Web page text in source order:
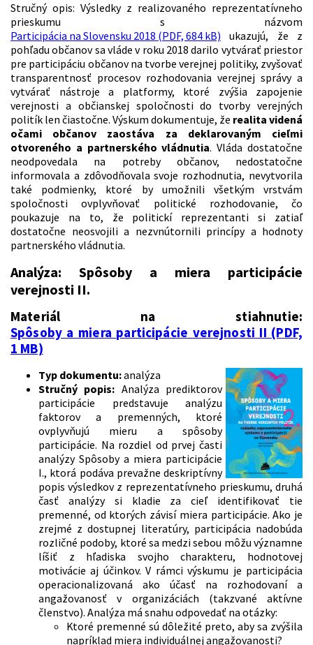
Stručný opis: Výsledky z realizovaného reprezentatívneho
prieskumu s názvom
Participácia na Slovensku 2018 (PDF, 684 kB) ukazujú, že z
pohľadu občanov sa vláde v roku 2018 darilo vytvárať priestor
pre participáciu občanov na tvorbe verejnej politiky, zvyšovať
transparentnosť procesov rozhodovania verejnej správy a
vytvárať nástroje a platformy, ktoré zvýšia zapojenie
verejnosti a občianskej spoločnosti do tvorby verejných
politík len čiastočne. Výskum dokumentuje, že realita videná
očami občanov zaostáva za deklarovaným cieľmi
otvoreného a partnerského vládnutia. Vláda dostatočne
neodpovedala na potreby občanov, nedostatočne
informovala a zdôvodňovala svoje rozhodnutia, nevytvorila
také podmienky, ktoré by umožnili všetkým vrstvám
spoločnosti ovplyvňovať politické rozhodovanie, čo
poukazuje na to, že politickí reprezentanti si zatiaľ
dostatočne neosvojili a nezvnútornili princípy a hodnoty
partnerského vládnutia.
Analýza: Spôsoby a miera participácie
verejnosti II.
Materiál na stiahnutie:
Spôsoby a miera participácie verejnosti II (PDF,
1 MB)
Typ dokumentu:analýza
Stručný popis: Analýza prediktorov
participácie predstavuje analýzu
faktorov a premenných, ktoré
ovplyvňujú mieru a spôsoby
participácie. Na rozdiel od prvej časti
analýzy Spôsoby a miera participácie
I., ktorá podáva prevažne deskriptívny
popis výsledkov z reprezentatívneho prieskumu, druhá
časť analýzy si kladie za cieľ identifikovať tie
premenné, od ktorých závisí miera participácie. Ako je
zrejmé z dostupnej literatúry, participácia nadobúda
rozličné podoby, ktoré sa medzi sebou môžu významne
líšiť z hľadiska svojho charakteru, hodnotovej
motivácie aj účinkov. V rámci výskumu je participácia
operacionalizovaná ako účasť na rozhodovaní a
angažovanosť v organizáciách (takzvané aktívne
členstvo). Analýza má snahu odpovedať na otázky:
Ktoré premenné sú dôležité preto, aby sa zvýšila
napríklad miera individuálnej angažovanosti?